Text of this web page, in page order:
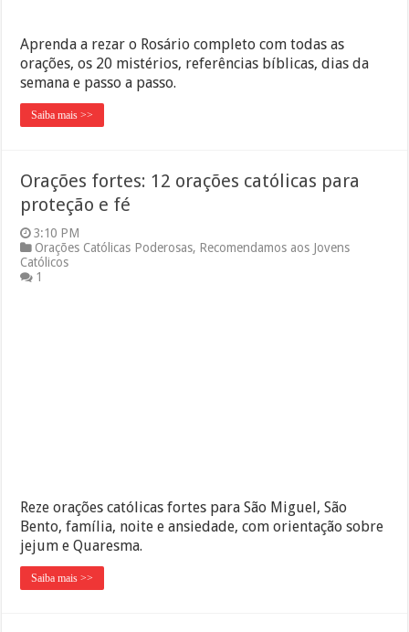
Aprenda a rezar o Rosário completo com todas as
orações, os 20 mistérios, referências bíblicas, dias da
semana e passo a passo.
Saiba mais >>
Orações fortes: 12 orações católicas para
proteção e fé
3:10 PM
Orações Católicas Poderosas, Recomendamos aos Jovens
Católicos
1
Reze orações católicas fortes para São Miguel, São
Bento, família, noite e ansiedade, com orientação sobre
jejum e Quaresma.
Saiba mais >>